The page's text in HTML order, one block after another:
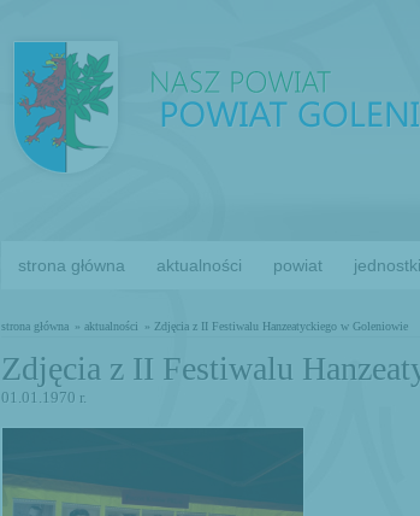
strona główna aktualności powiat jednostki
strona główna » aktualności » Zdjęcia z II Festiwalu Hanzeatyckiego w Goleniowie
Zdjęcia z II Festiwalu
01.01.1970 r.